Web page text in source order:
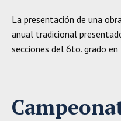
La presentación de una
anual tradicional
secciones del 6to. grado